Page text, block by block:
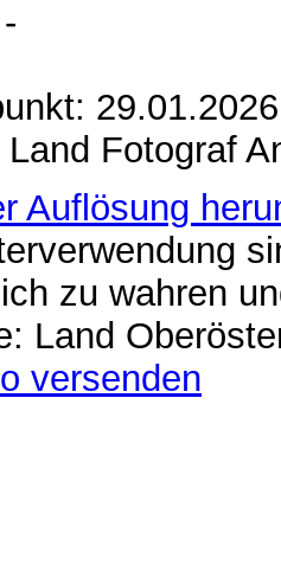
29.01.2026
Fotograf
Auflösung
zu wahren
Land
versenden